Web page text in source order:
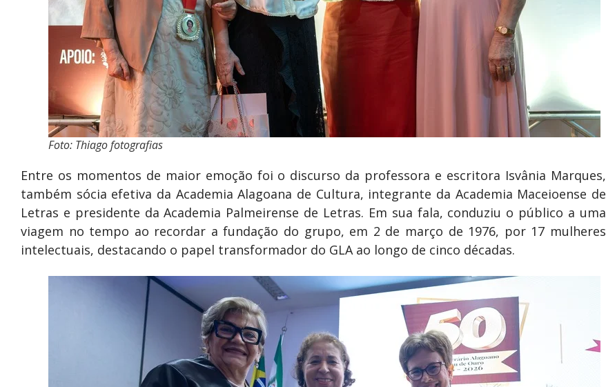
Foto: Thiago fotografias
Entre os momentos de maior emoção foi o discurso da professora e escritora Isvânia Marques,
também sócia efetiva da Academia Alagoana de Cultura, integrante da Academia Maceioense de
Letras e presidente da Academia Palmeirense de Letras. Em sua fala, conduziu o público a uma
viagem no tempo ao recordar a fundação do grupo, em 2 de março de 1976, por 17 mulheres
intelectuais, destacando o papel transformador do GLA ao longo de cinco décadas.